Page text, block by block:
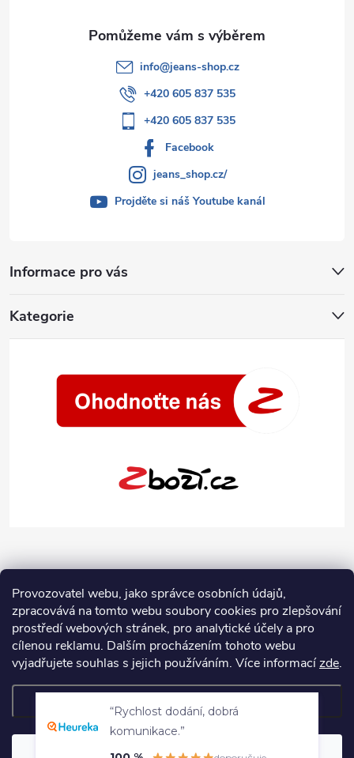
Provozovatel webu, jako správce osobních údajů,
zpracovává na tomto webu soubory cookies pro zlepšování
prostředí webových stránek, pro analytické účely a pro
cílenou reklamu. Dalším procházením tohoto webu
vyjadřujete souhlas s jejich používáním. Více informacízde.
Informace pro vás
Kategorie
info@jeans-shop.cz
+420 605 837 535
+420 605 837 535
Facebook
jeans_shop.cz/
Projděte si náš Youtube kanál
Jeans-Shop.cz. Všechna práva vyhrazena.
nastavení cookies
“Rychlost dodání, dobrá
komunikace.”